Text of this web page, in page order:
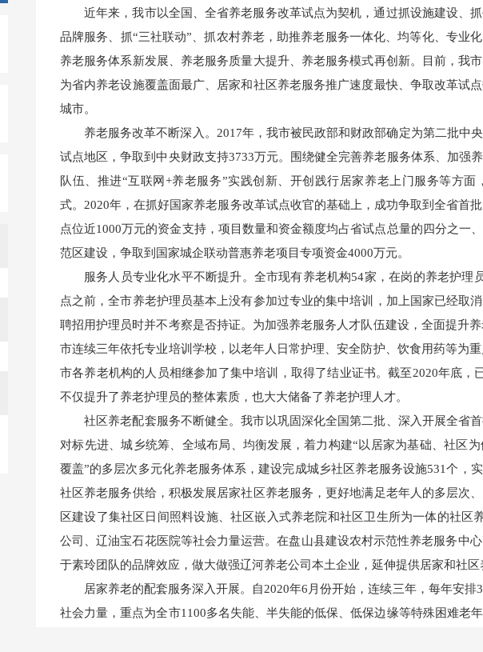
近年来，我市以全国、全省养老服务改革试点为契机，通过抓设施建设、
品牌服务、抓“三社联动”、抓农村养老，助推养老服务一体化、均等化、专业
养老服务体系新发展、养老服务质量大提升、养老服务模式再创新。目前，我
为省内养老设施覆盖面最广、居家和社区养老服务推广速度最快、争取改革试
城市。
养老服务改革不断深入。2017年，我市被民政部和财政部确定为第二批中
试点地区，争取到中央财政支持3733万元。围绕健全完善养老服务体系、加强
队伍、推进“互联网+养老服务”实践创新、开创践行居家养老上门服务等方
式。2020年，在抓好国家养老服务改革试点收官的基础上，成功争取到全省首
点位近1000万元的资金支持，项目数量和资金额度均占省试点总量的四分之一
范区建设，争取到国家城企联动普惠养老项目专项资金4000万元。
服务人员专业化水平不断提升。全市现有养老机构54家，在岗的养老护理
点之前，全市养老护理员基本上没有参加过专业的集中培训，加上国家已经取
聘招用护理员时并不考察是否持证。为加强养老服务人才队伍建设，全面提升
市连续三年依托专业培训学校，以老年人日常护理、安全防护、饮食用药等为
市各养老机构的人员相继参加了集中培训，取得了结业证书。截至2020年底，
不仅提升了养老护理员的整体素质，也大大储备了养老护理人才。
社区养老配套服务不断健全。我市以巩固深化全国第二批、深入开展全省
对标先进、城乡统筹、全域布局、均衡发展，着力构建“以居家为基础、社区
覆盖”的多层次多元化养老服务体系，建设完成城乡社区养老服务设施531个，
社区养老服务供给，积极发展居家社区养老服务，更好地满足老年人的多层次
区建设了集社区日间照料设施、社区嵌入式养老院和社区卫生所为一体的社区
公司、辽油宝石花医院等社会力量运营。在盘山县建设农村示范性养老服务中
于素玲团队的品牌效应，做大做强辽河养老公司本土企业，延伸提供居家和社区
居家养老的配套服务深入开展。自2020年6月份开始，连续三年，每年安排
社会力量，重点为全市1100多名失能、半失能的低保、低保边缘等特殊困难老